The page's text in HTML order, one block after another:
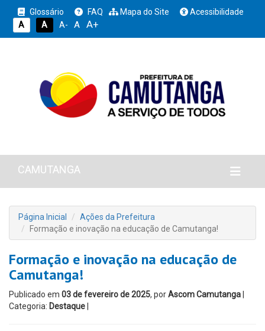
Glossário FAQ Mapa do Site
Acessibilidade
A
A A- A A+
CAMUTANGA
Página Inicial
Ações da Prefeitura
Formação e inovação na educação de Camutanga!
Formação e inovação na educação de
Camutanga!
Publicado em 03 de fevereiro de 2025, porAscom Camutanga
Categoria: Destaque